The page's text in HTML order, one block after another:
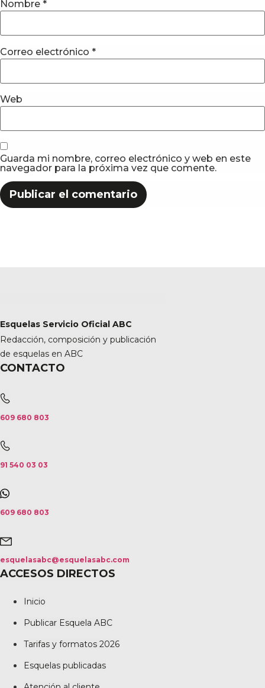
Nombre *
Correo electrónico *
Web
Guarda mi nombre, correo electrónico y web en este
navegador para la próxima vez que comente.
Esquelas Servicio Oficial ABC
Redacción, composición y publicación
de esquelas en ABC
CONTACTO
609 680 803
91 540 03 03
609 680 803
esquelasabc@esquelasabc.com
ACCESOS DIRECTOS
Inicio
Publicar Esquela ABC
Tarifas y formatos 2026
Esquelas publicadas